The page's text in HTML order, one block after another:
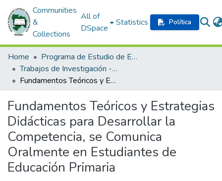
Communities
&
Collections
All of
DSpace
Statistics Política
Home
Programa de Estudio de Educación Primaria
Trabajos de Investigación - Programa de Profesionalización Docente
Fundamentos Teóricos y Estrategias Didácticas para Desarrollar la Competencia, se Comunica Oralmente en Estudiantes de Educación Primaria
Fundamentos Teóricos y Estrategias
Didácticas para Desarrollar la
Competencia, se Comunica
Oralmente en Estudiantes de
Educación Primaria